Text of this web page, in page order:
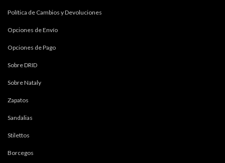
Política de Cambios y Devoluciones
Opciones de Envío
Opciones de Pago
Sobre DRID
Sobre Nataly
Zapatos
Sandalias
Stilettos
Borcegos